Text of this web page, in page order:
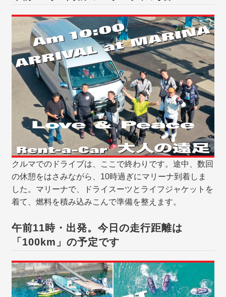
クルマでのドライブは、ここで終わりです。途中、数回
の休憩をはさみながら、10時過ぎにマリーナ到着しま
した。マリーナで、ドライスーツとライフジャケットを
着て、燃料を積み込みこんで準備を整えます。
午前11時・出発。今日の走行距離は
「100km」の予定です